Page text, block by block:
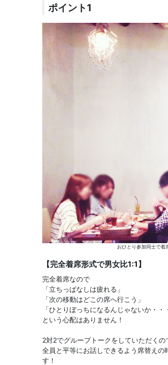
ポイント1
おひとり参加同士で
【完全着席形式で男女比1:1】
完全着席なので
「立ちっぱなしは疲れる」
「次の移動はどこの席へ行こう」
「ひとりぼっちになるんじゃないか・・
という心配はありません！
2対2でグループトークをしていただく
全員と平等にお話しできるよう席替え
す！